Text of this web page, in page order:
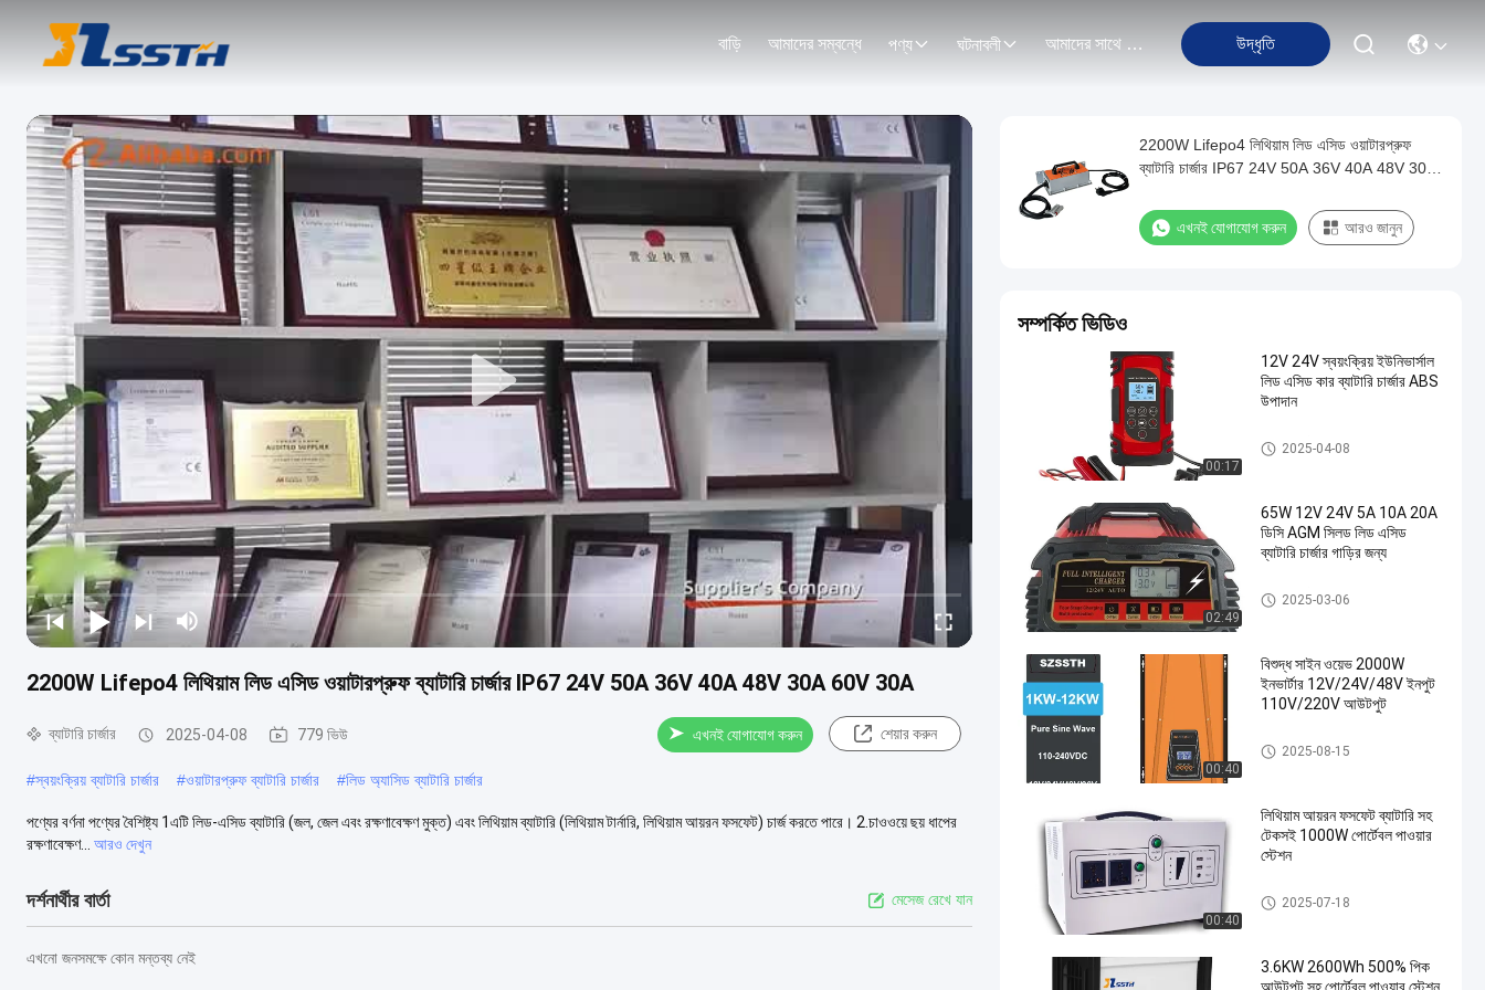
বাড়ি আমাদের সম্বন্ধে পণ্য ঘটনাবলী আমাদের সাথে যোগাযোগ উদ্ধৃতি
2200W Lifepo4 লিথিয়াম লিড এসিড ওয়াটারপ্রুফ ব্যাটারি চার্জার IP67 24V 50A 36V 40A 48V 30A 60V 30A
ব্যাটারি চার্জার 2025-04-08 779 ভিউ এখনই যোগাযোগ করুন শেয়ার করুন
#স্বয়ংক্রিয় ব্যাটারি চার্জার #ওয়াটারপ্রুফ ব্যাটারি চার্জার #লিড অ্যাসিড ব্যাটারি চার্জার
পণ্যের বর্ণনা পণ্যের বৈশিষ্ট্য 1এটি লিড-এসিড ব্যাটারি (জল, জেল এবং রক্ষণাবেক্ষণ মুক্ত) এবং লিথিয়াম ব্যাটারি (লিথিয়াম টার্নারি, লিথিয়াম আয়রন ফসফেট) চার্জ করতে পারে। 2.চাওওয়ে ছয় ধাপের
রক্ষণাবেক্ষণ...
আরও দেখুন
দর্শনার্থীর বার্তা মেসেজ রেখে যান
এখনো জনসমক্ষে কোন মন্তব্য নেই
2200W Lifepo4 লিথিয়াম লিড এসিড ওয়াটারপ্রুফ
ব্যাটারি চার্জার IP67 24V 50A 36V 40A 48V 30A
এখনই যোগাযোগ করুন আরও জানুন
সম্পর্কিত ভিডিও
00:17
12V 24V স্বয়ংক্রিয় ইউনিভার্সাল
লিড এসিড কার ব্যাটারি চার্জার ABS
উপাদান
ব্যাটারি চার্জার
2025-04-08
02:49
65W 12V 24V 5A 10A 20A
ডিসি AGM সিলড লিড এসিড
ব্যাটারি চার্জার গাড়ির জন্য
ব্যাটারি চার্জার
2025-03-06
00:40
বিশুদ্ধ সাইন ওয়েভ 2000W
ইনভার্টার 12V/24V/48V ইনপুট
110V/220V আউটপুট
Pure Sine Wave Power Inverter
2025-08-15
00:40
লিথিয়াম আয়রন ফসফেট ব্যাটারি সহ
টেকসই 1000W পোর্টেবল পাওয়ার
স্টেশন
বহনযোগ্য পাওয়ার স্টেশন
2025-07-18
3.6KW 2600Wh 500% পিক